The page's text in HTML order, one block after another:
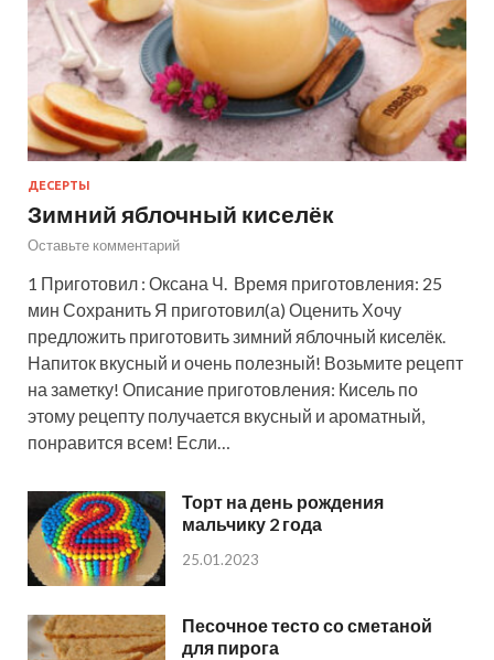
ДЕСЕРТЫ
Зимний яблочный киселёк
Оставьте комментарий
1 Приготовил : Оксана Ч. Время приготовления: 25
мин Сохранить Я приготовил(а) Оценить Хочу
предложить приготовить зимний яблочный киселёк.
Напиток вкусный и очень полезный! Возьмите рецепт
на заметку! Описание приготовления: Кисель по
этому рецепту получается вкусный и ароматный,
понравится всем! Если…
Торт на день рождения
мальчику 2 года
25.01.2023
Песочное тесто со сметаной
для пирога